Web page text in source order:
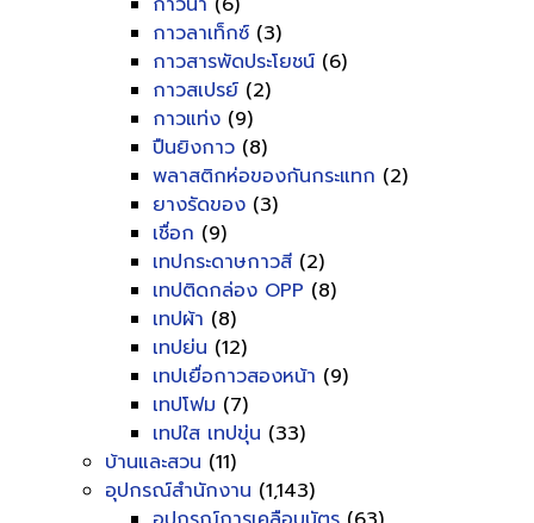
กาวลาเท็กซ์ (3)
กาวสารพัดประโยชน์ (6)
กาวสเปรย์ (2)
กาวแท่ง (9)
ปืนยิงกาว (8)
พลาสติกห่อของกันกระแทก (2)
ยางรัดของ (3)
เชื่อก (9)
เทปกระดาษกาวสี (2)
เทปติดกล่อง OPP (8)
เทปผ้า (8)
เทปย่น (12)
เทปเยื่อกาวสองหน้า (9)
เทปโฟม (7)
เทปใส เทปขุ่น (33)
บ้านและสวน (11)
อุปกรณ์สำนักงาน (1,143)